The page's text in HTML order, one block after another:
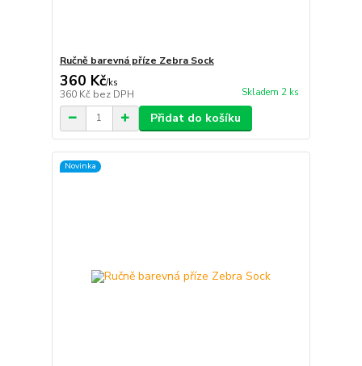
Ručně barevná příze Zebra Sock
360 Kč/ks
360 Kč bez DPH Skladem 2 ks
Přidat do košíku
Novinka